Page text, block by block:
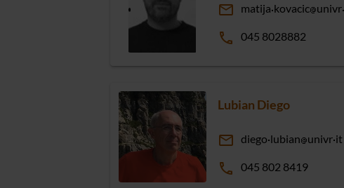
email matija kovacic univr
phone 045 8028882
Lubian Diego
email diego lubian univr it
phone 045 802 8419